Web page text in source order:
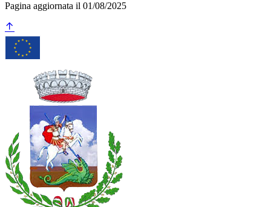
Pagina aggiornata il 01/08/2025